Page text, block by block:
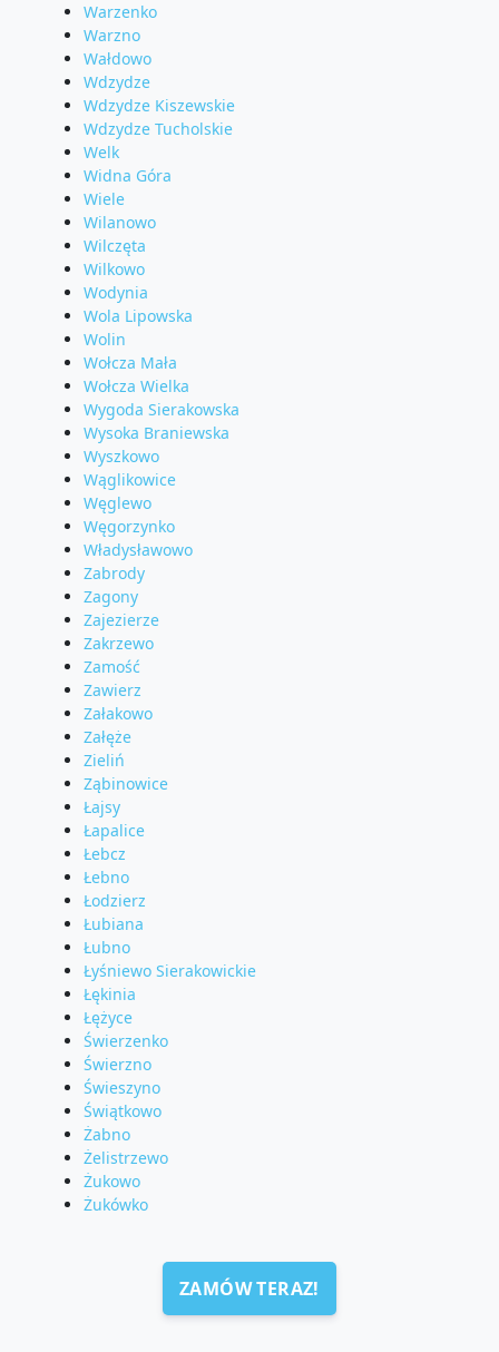
Warzenko
Warzno
Wałdowo
Wdzydze
Wdzydze Kiszewskie
Wdzydze Tucholskie
Welk
Widna Góra
Wiele
Wilanowo
Wilczęta
Wilkowo
Wodynia
Wola Lipowska
Wolin
Wołcza Mała
Wołcza Wielka
Wygoda Sierakowska
Wysoka Braniewska
Wyszkowo
Wąglikowice
Węglewo
Węgorzynko
Władysławowo
Zabrody
Zagony
Zajezierze
Zakrzewo
Zamość
Zawierz
Załakowo
Załęże
Zieliń
Ząbinowice
Łajsy
Łapalice
Łebcz
Łebno
Łodzierz
Łubiana
Łubno
Łyśniewo Sierakowickie
Łękinia
Łężyce
Świerzenko
Świerzno
Świeszyno
Świątkowo
Żabno
Żelistrzewo
Żukowo
Żukówko
ZAMÓW TERAZ!